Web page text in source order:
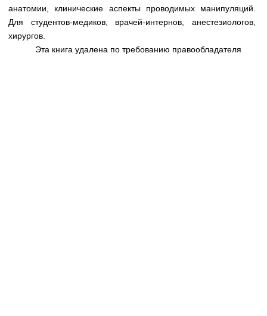
Нормативы экстренной и неотложной помощи
исследований
анатомии, клинические аспекты проводимых манипуляций.
Для студентов-медиков, врачей-интернов, анестезиологов,
хирургов.
Эта книга удалена по требованию правообладателя